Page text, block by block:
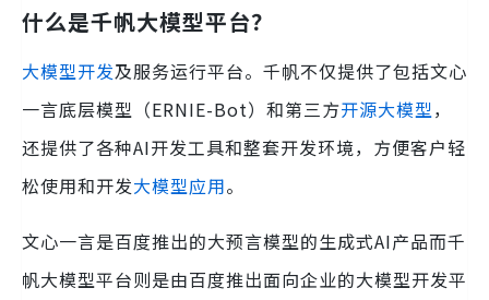
什么是千帆大模型平台？
大模型开发及服务运行平台。千帆不仅提供了包括文心
一言底层模型（ERNIE-Bot）和第三方开源大模型，
还提供了各种AI开发工具和整套开发环境，方便客户轻
松使用和开发大模型应用。
文心一言是百度推出的大预言模型的生成式AI产品而千
帆大模型平台则是由百度推出面向企业的大模型开发平